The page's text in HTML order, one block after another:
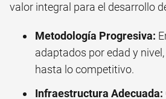
valor integral para el desarrollo
Metodología Progresiva:
adaptados por edad y
hasta lo competitivo.
Infraestructura Adecuada: